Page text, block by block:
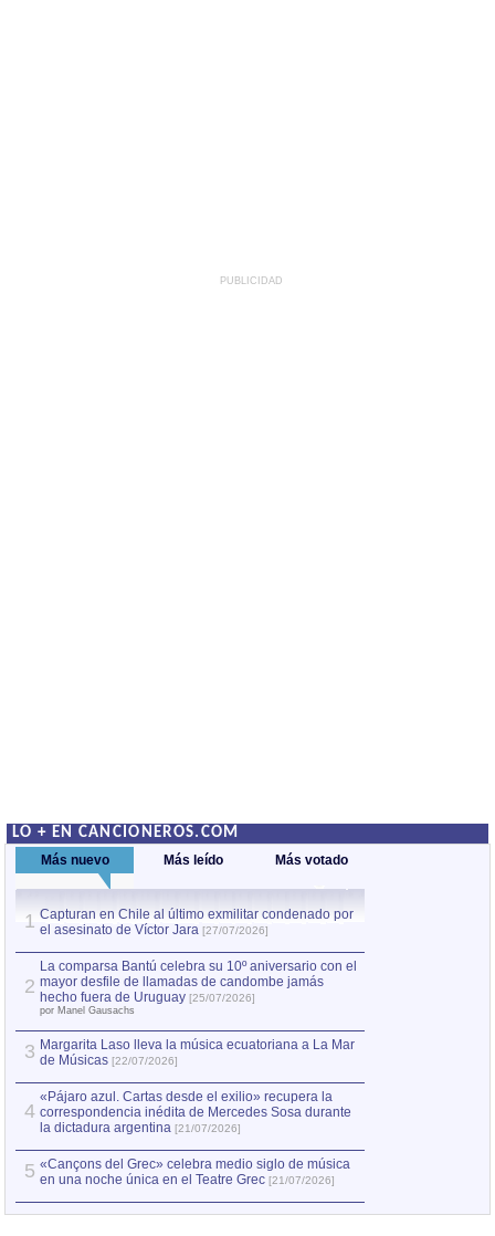
PUBLICIDAD
LO + EN CANCIONEROS.COM
Más nuevo Más leído Más votado
1 Capturan en Chile al último exmilitar condenado por
el asesinato de Víctor Jara [27/07/2026]
2
La comparsa Bantú celebra su 10º aniversario con el
mayor desfile de llamadas de candombe jamás
hecho fuera de Uruguay [25/07/2026]
por Manel Gausachs
3 Margarita Laso lleva la música ecuatoriana a La Mar
de Músicas [22/07/2026]
4
«Pájaro azul. Cartas desde el exilio» recupera la
correspondencia inédita de Mercedes Sosa durante
la dictadura argentina [21/07/2026]
5 «Cançons del Grec» celebra medio siglo de música
en una noche única en el Teatre Grec [21/07/2026]